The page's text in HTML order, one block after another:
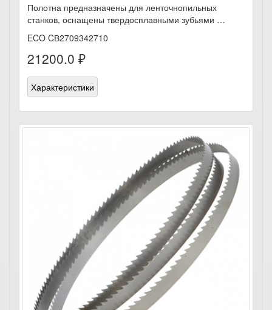
Полотна предназначены для ленточнопильных
станков, оснащены твердосплавными зубьями …
ECO CВ2709342710
21200.0 ₽
Характеристики